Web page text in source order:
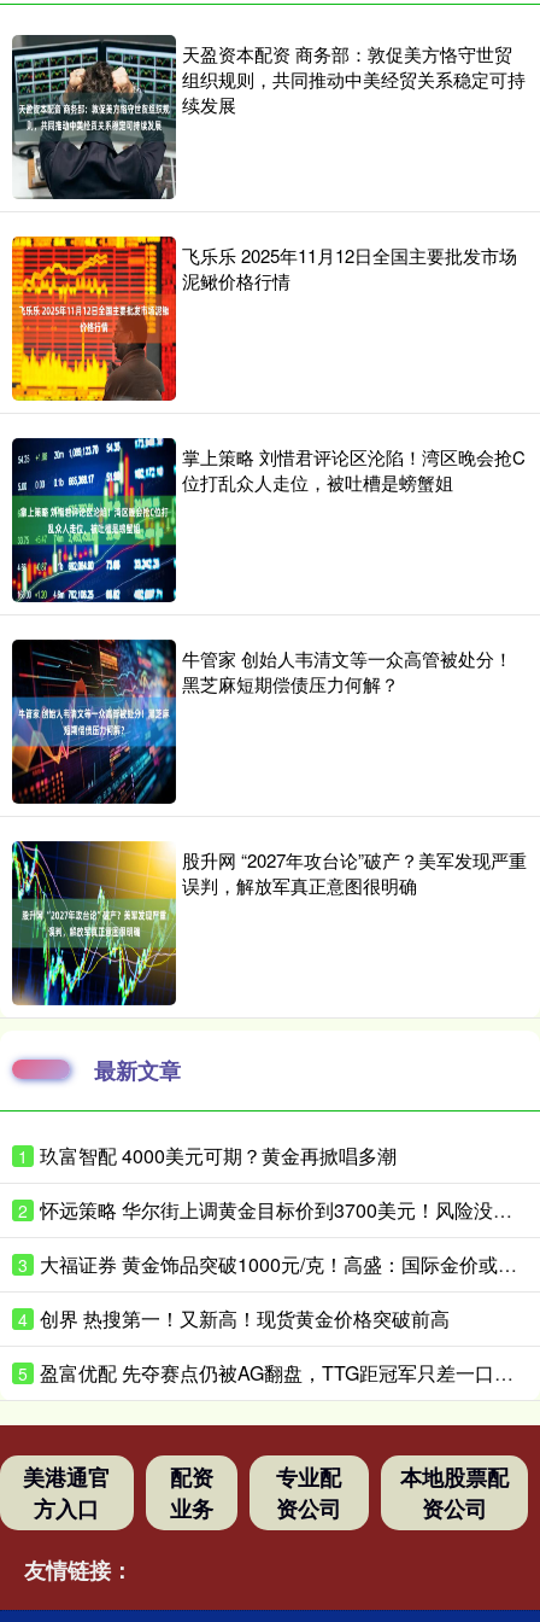
天盈资本配资 商务部：敦促美方恪守世贸
组织规则，共同推动中美经贸关系稳定可持
续发展
飞乐乐 2025年11月12日全国主要批发市场
泥鳅价格行情
掌上策略 刘惜君评论区沦陷！湾区晚会抢C
位打乱众人走位，被吐槽是螃蟹姐
牛管家 创始人韦清文等一众高管被处分！
黑芝麻短期偿债压力何解？
股升网 “2027年攻台论”破产？美军发现严重
误判，解放军真正意图很明确
最新文章
1 玖富智配 4000美元可期？黄金再掀唱多潮
2 怀远策略 华尔街上调黄金目标价到3700美元！风险没这么快消停
3 大福证券 黄金饰品突破1000元/克！高盛：国际金价或升破4200美元/盎司！
4 创界 热搜第一！又新高！现货黄金价格突破前高
5 盈富优配 先夺赛点仍被AG翻盘，TTG距冠军只差一口气？_Ming_决赛_Fly
美港通官
方入口
配资
业务
专业配
资公司
本地股票配
资公司
友情链接：